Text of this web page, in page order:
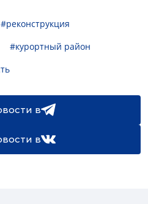
#реконструкция
#курортный район
в
в